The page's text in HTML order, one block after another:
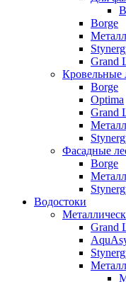
Borge
Grand
Кровельные
Borge
Optima
Grand
Фасадные
Borge
Водостоки
Grand